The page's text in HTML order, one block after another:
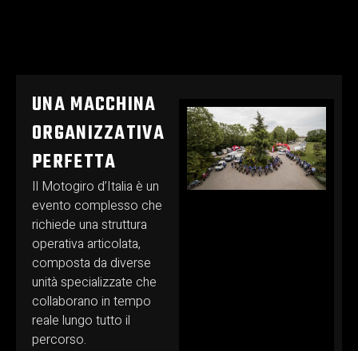
UNA MACCHINA
ORGANIZZATIVA
PERFETTA
Il Motogiro d’Italia è un
evento complesso che
richiede una struttura
operativa articolata,
composta da diverse
unità specializzate che
collaborano in tempo
reale lungo tutto il
percorso.